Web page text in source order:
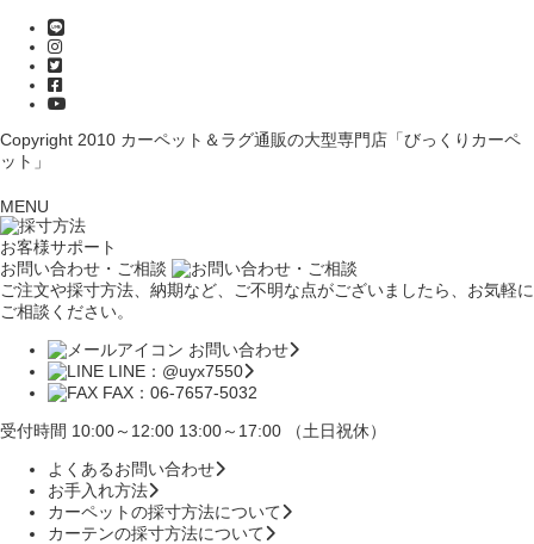
Copyright 2010 カーペット＆ラグ通販の大型専門店「びっくりカーペ
ット」
MENU
お客様サポート
お問い合わせ・ご相談
ご注文や採寸方法、納期など、ご不明な点がございましたら、お気軽に
ご相談ください。
お問い合わせ
LINE：@uyx7550
FAX：06-7657-5032
受付時間 10:00～12:00 13:00～17:00 （土日祝休）
よくあるお問い合わせ
お手入れ方法
カーペットの採寸方法について
カーテンの採寸方法について